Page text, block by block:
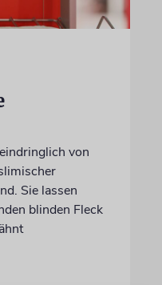
von
Sie lassen
blinden Fleck